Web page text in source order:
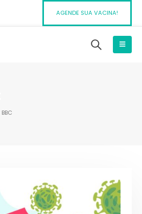
AGENDE SUA VACINA!
BBC